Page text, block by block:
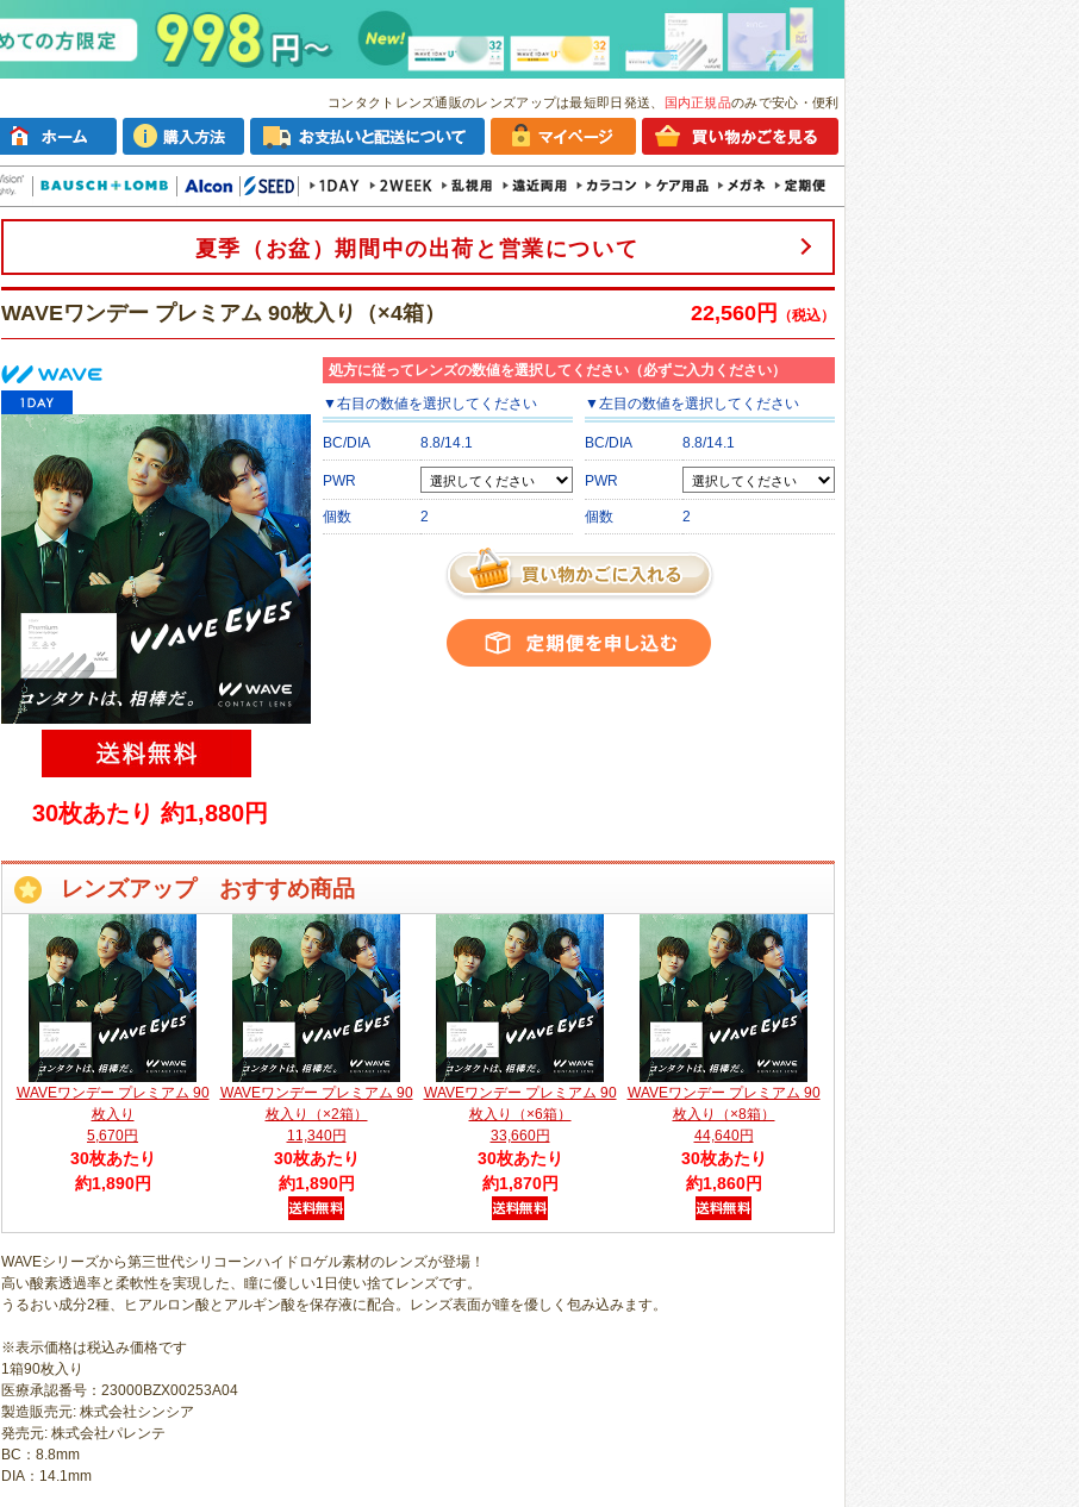
コンタクトレンズ通販のレンズアップは最短即日発送、 国内正規品のみで安心・便利
夏季（お盆）期間中の出荷と営業について
WAVEワンデー プレミアム 90枚入り（×4箱） 22,560円 （税込）
30枚あたり 約1,880円
処方に従ってレンズの数値を選択してください（必ずご入力ください）
▼右目の数値を選択してください
BC/DIA 8.8/14.1
PWR
個数 2
▼左目の数値を選択してください
BC/DIA 8.8/14.1
PWR
個数 2
レンズアップ おすすめ商品
WAVEワンデー プレミアム 90
枚入り
5,670円
30枚あたり
約1,890円
WAVEワンデー プレミアム 90
枚入り（×2箱）
11,340円
30枚あたり
約1,890円
WAVEワンデー プレミアム 90
枚入り（×6箱）
33,660円
30枚あたり
約1,870円
WAVEワンデー プレミアム 90
枚入り（×8箱）
44,640円
30枚あたり
約1,860円
WAVEシリーズから第三世代シリコーンハイドロゲル素材のレンズが登場！
高い酸素透過率と柔軟性を実現した、瞳に優しい1日使い捨てレンズです。
うるおい成分2種、ヒアルロン酸とアルギン酸を保存液に配合。レンズ表面が瞳を優しく包み込みます。
※表示価格は税込み価格です
1箱90枚入り
医療承認番号：23000BZX00253A04
製造販売元: 株式会社シンシア
発売元: 株式会社パレンテ
BC：8.8mm
DIA：14.1mm